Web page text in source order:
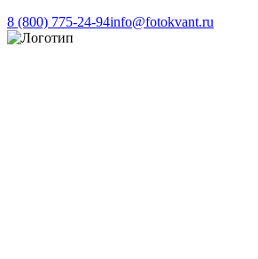
8 (800) 775-24-94info@fotokvant.ru